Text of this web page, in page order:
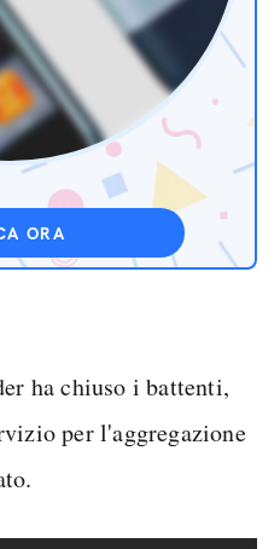
ORA
ha chiuso i battenti,
per l'aggregazione